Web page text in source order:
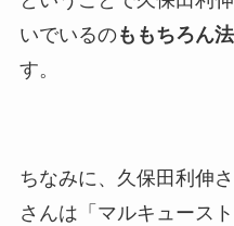
いでいるのももちろん
す。
ちなみに、久保田利伸
さんは 「マルキュース